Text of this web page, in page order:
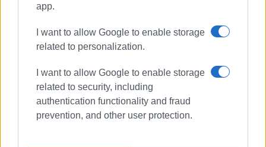
app.
I want to allow Google to enable storage
related to personalization.
I want to allow Google to enable storage
related to security, including
authentication functionality and fraud
prevention, and other user protection.